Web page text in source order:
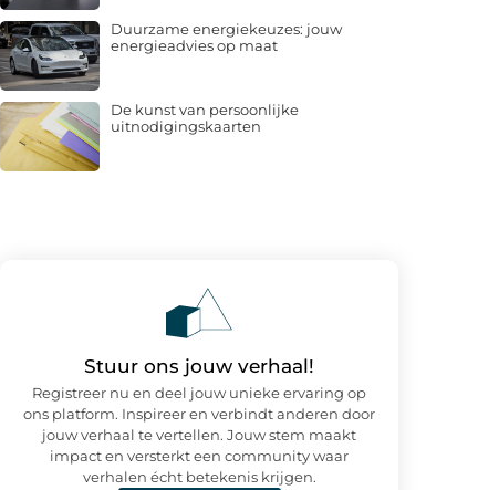
Duurzame energiekeuzes: jouw
energieadvies op maat
De kunst van persoonlijke
uitnodigingskaarten
Stuur ons jouw verhaal!
Registreer nu en deel jouw unieke ervaring op
ons platform. Inspireer en verbindt anderen door
jouw verhaal te vertellen. Jouw stem maakt
impact en versterkt een community waar
verhalen écht betekenis krijgen.